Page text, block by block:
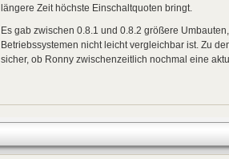
längere Zeit höchste Einschaltquoten bringt.
Es gab zwischen 0.8.1 und 0.8.2 größere
Betriebssystemen nicht leicht vergleichbar ist. Zu
sicher, ob Ronny zwischenzeitlich nochmal eine